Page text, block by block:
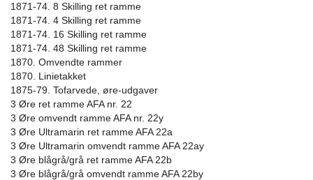
1871-74. 8 Skilling ret ramme
1871-74. 4 Skilling ret ramme
1871-74. 16 Skilling ret ramme
1871-74. 48 Skilling ret ramme
1870. Omvendte rammer
1870. Linietakket
1875-79. Tofarvede, øre-udgaver
3 Øre ret ramme AFA nr. 22
3 Øre omvendt ramme AFA nr. 22y
3 Øre Ultramarin ret ramme AFA 22a
3 Øre Ultramarin omvendt ramme AFA 22ay
3 Øre blågrå/grå ret ramme AFA 22b
3 Øre blågrå/grå omvendt ramme AFA 22by